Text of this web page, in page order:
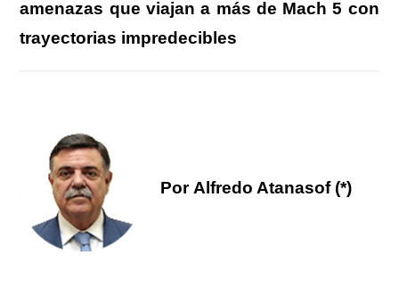
amenazas que viajan a más de Mach 5 con
trayectorias impredecibles
Por Alfredo Atanasof (*)